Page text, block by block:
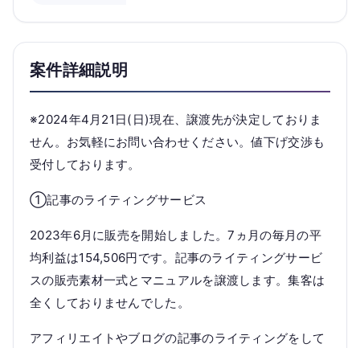
案件詳細説明
※2024年4月21日(日)現在、譲渡先が決定しておりま
せん。お気軽にお問い合わせください。値下げ交渉も
受付しております。
①記事のライティングサービス
2023年6月に販売を開始しました。7ヵ月の毎月の平
均利益は154,506円です。記事のライティングサービ
スの販売素材一式とマニュアルを譲渡します。集客は
全くしておりませんでした。
アフィリエイトやブログの記事のライティングをして